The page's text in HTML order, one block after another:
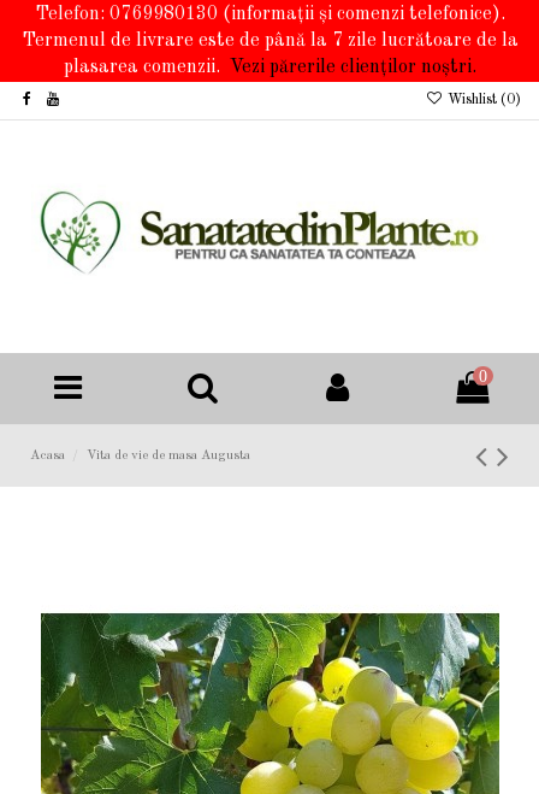
Telefon: 0769980130 (informații și comenzi telefonice).
Termenul de livrare este de până la 7 zile lucrătoare de la
plasarea comenzii.
Vezi părerile clienților noștri.
Wishlist (0)
0
Acasa Vita de vie de masa Augusta